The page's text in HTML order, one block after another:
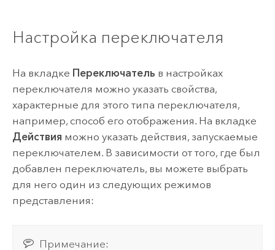
Настройка переключателя
На вкладке Переключатель в настройках
переключателя можно указать свойства,
характерные для этого типа переключателя,
например, способ его отображения. На вкладке
Действия можно указать действия, запускаемые
переключателем. В зависимости от того, где был
добавлен переключатель, вы можете выбрать
для него один из следующих режимов
представления:
Примечание: